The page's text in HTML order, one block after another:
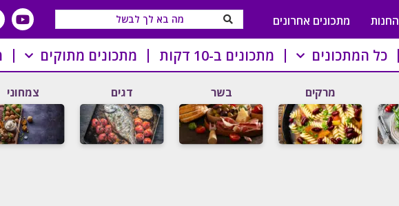
החנות מתכונים אחרונים
כל המתכונים מתכונים ב-10 דקות מתכונים מתוקים
מרקים בשר דגים צמחוני